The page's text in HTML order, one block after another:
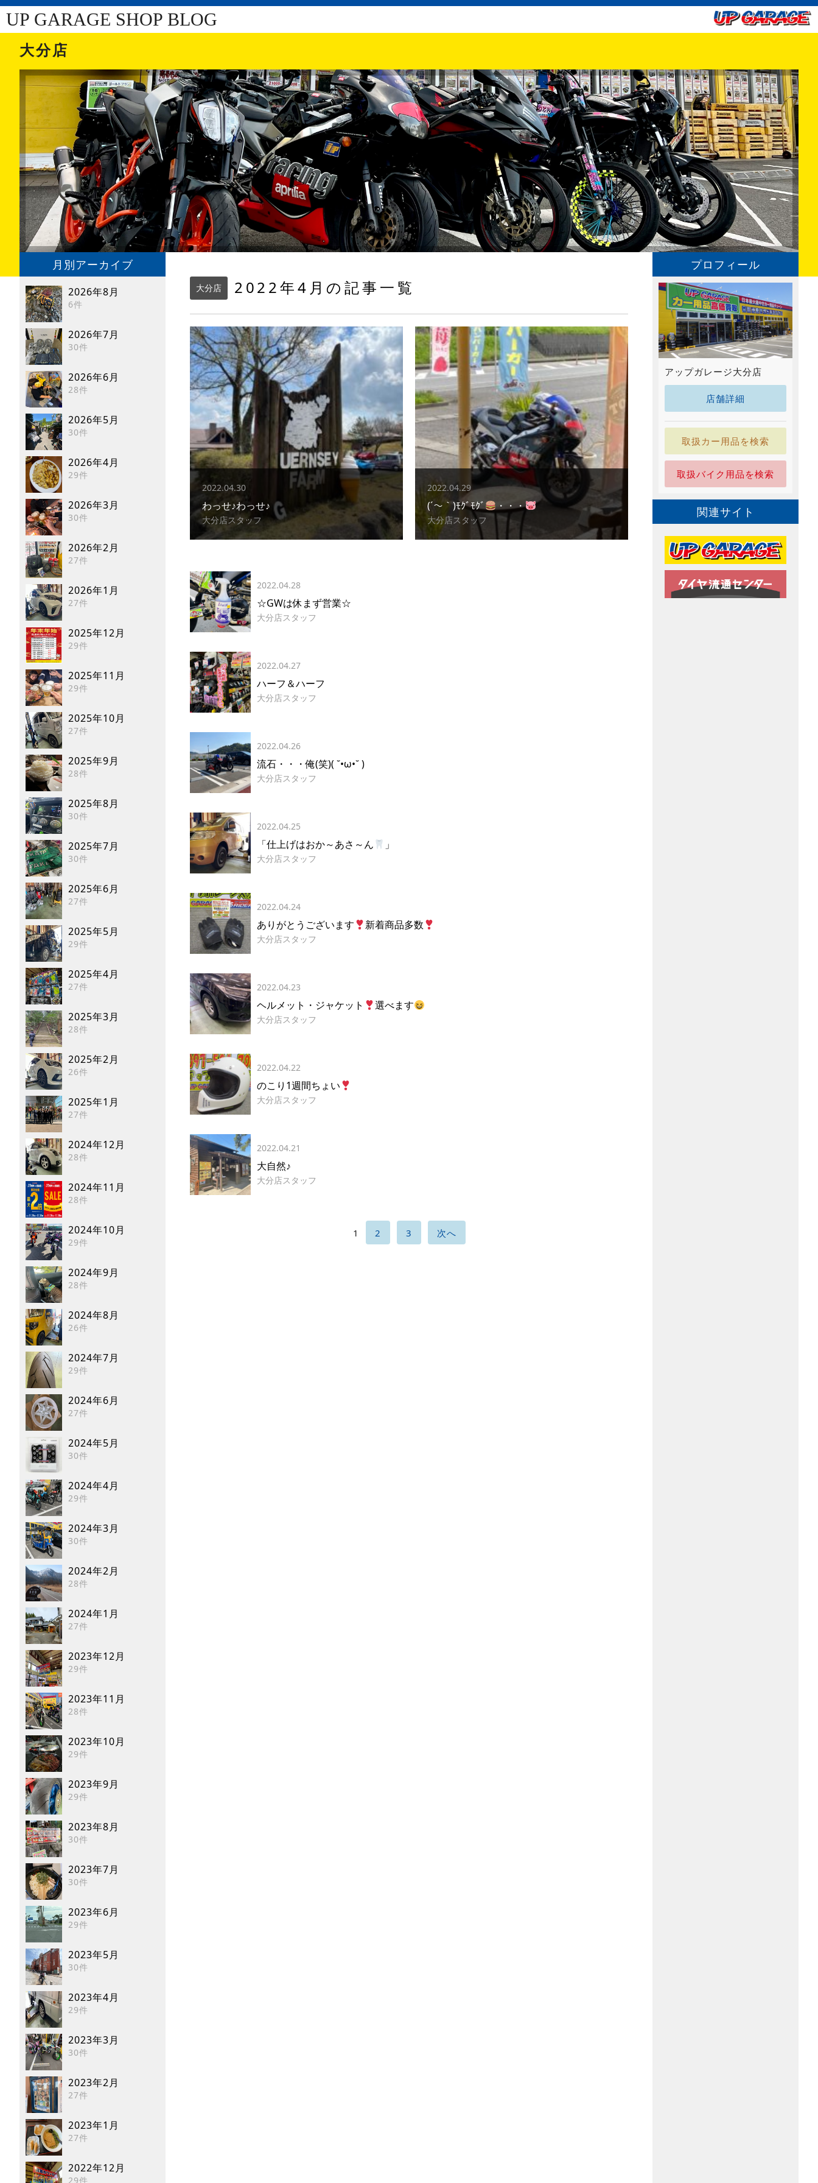
UP GARAGE SHOP BLOG
大分店
月別アーカイブ
2026年8月
6件
2026年7月
30件
2026年6月
28件
2026年5月
30件
2026年4月
29件
2026年3月
30件
2026年2月
27件
2026年1月
27件
2025年12月
29件
2025年11月
29件
2025年10月
27件
2025年9月
28件
2025年8月
30件
2025年7月
30件
2025年6月
27件
2025年5月
29件
2025年4月
27件
2025年3月
28件
2025年2月
26件
2025年1月
27件
2024年12月
28件
2024年11月
28件
2024年10月
29件
2024年9月
28件
2024年8月
26件
2024年7月
29件
2024年6月
27件
2024年5月
30件
2024年4月
29件
2024年3月
30件
2024年2月
28件
2024年1月
27件
2023年12月
29件
2023年11月
28件
2023年10月
29件
2023年9月
29件
2023年8月
30件
2023年7月
30件
2023年6月
29件
2023年5月
30件
2023年4月
29件
2023年3月
30件
2023年2月
27件
2023年1月
27件
2022年12月
29件
大分店 2022年4月の記事一覧
2022.04.30
わっせ♪わっせ♪
大分店スタッフ
2022.04.29
(´～｀)ﾓｸﾞﾓｸﾞ ・・・
大分店スタッフ
2022.04.28
☆GWは休まず営業☆
大分店スタッフ
2022.04.27
ハーフ＆ハーフ
大分店スタッフ
2022.04.26
流石・・・俺(笑)( ˘•ω•˘ )
大分店スタッフ
2022.04.25
「仕上げはおか～あさ～ん 」
大分店スタッフ
2022.04.24
ありがとうございます 新着商品多数
大分店スタッフ
2022.04.23
ヘルメット・ジャケット 選べます
大分店スタッフ
2022.04.22
のこり1週間ちょい
大分店スタッフ
2022.04.21
大自然♪
大分店スタッフ
1 2 3 次へ
プロフィール
アップガレージ大分店
店舗詳細
取扱カー用品を検索
取扱バイク用品を検索
関連サイト